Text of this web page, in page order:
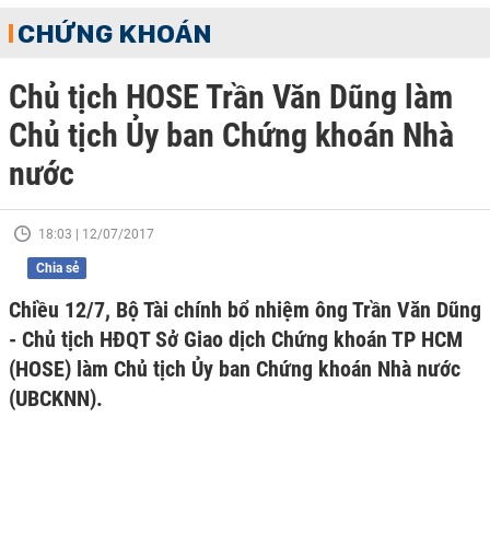
CHỨNG KHOÁN
Chủ tịch HOSE Trần Văn Dũng làm
Chủ tịch Ủy ban Chứng khoán Nhà
nước
18:03 | 12/07/2017
Chia sẻ
Chiều 12/7, Bộ Tài chính bổ nhiệm ông Trần Văn Dũng
- Chủ tịch HĐQT Sở Giao dịch Chứng khoán TP HCM
(HOSE) làm Chủ tịch Ủy ban Chứng khoán Nhà nước
(UBCKNN).